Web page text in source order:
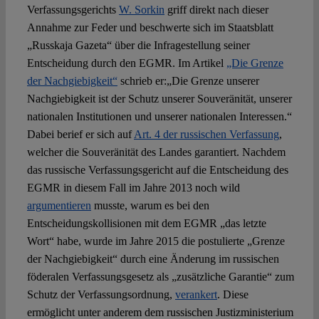
Verfassungsgerichts W. Sorkin griff direkt nach dieser
Annahme zur Feder und beschwerte sich im Staatsblatt
„Russkaja Gazeta“ über die Infragestellung seiner
Entscheidung durch den EGMR. Im Artikel „Die Grenze
der Nachgiebigkeit“schrieb er:„Die Grenze unserer
Nachgiebigkeit ist der Schutz unserer Souveränität, unserer
nationalen Institutionen und unserer nationalen Interessen.“
Dabei berief er sich aufArt. 4 der russischen Verfassung,
welcher die Souveränität des Landes garantiert. Nachdem
das russische Verfassungsgericht auf die Entscheidung des
EGMR in diesem Fall im Jahre 2013 noch wild
argumentieren musste, warum es bei den
Entscheidungskollisionen mit dem EGMR „das letzte
Wort“ habe, wurde im Jahre 2015 die postulierte „Grenze
der Nachgiebigkeit“ durch eine Änderung im russischen
föderalen Verfassungsgesetz als „zusätzliche Garantie“ zum
Schutz der Verfassungsordnung, verankert. Diese
ermöglicht unter anderem dem russischen Justizministerium